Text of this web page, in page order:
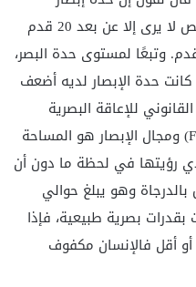
الشخص 20/60 مثلاً يعني أن الشخص لا يرى إلا عن بعد 20 قدم
يراه الناس الآخرون عن بعد 60 قدم. وتبعًا لمستوى حدة البصر،
كانت حدة الإبصار لديه أضعف
القانوني للإعاقة البصرية
تحديد مجال الإبصار (Field of vision) ومجال الإبصار هو المساحة
رؤيتها في لحظة ما دون أن
وهو يبلغ حوالي
بقدرات بصرية طبيعية، فإذا
يساوي (20) درجة أو أقل فالإنسان مكفوف